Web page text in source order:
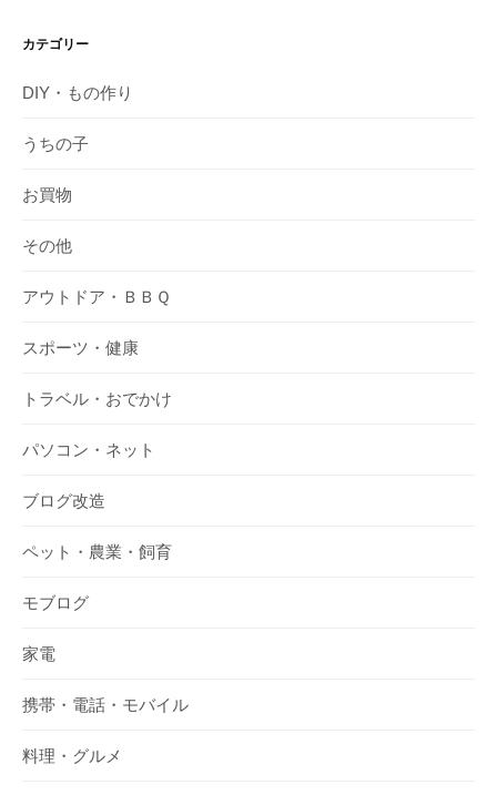
カテゴリー
DIY・もの作り
うちの子
お買物
その他
アウトドア・ＢＢＱ
スポーツ・健康
トラベル・おでかけ
パソコン・ネット
ブログ改造
ペット・農業・飼育
モブログ
家電
携帯・電話・モバイル
料理・グルメ